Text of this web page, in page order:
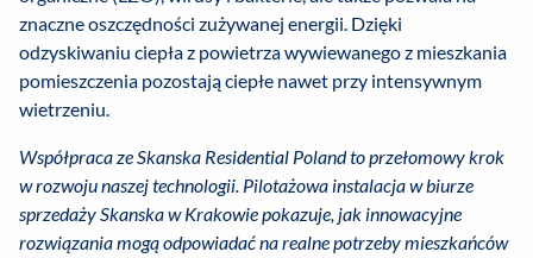
znaczne oszczędności zużywanej energii. Dzięki
odzyskiwaniu ciepła z powietrza wywiewanego z mieszkania
pomieszczenia pozostają ciepłe nawet przy intensywnym
wietrzeniu.
Współpraca ze Skanska Residential Poland to przełomowy krok
w rozwoju naszej technologii. Pilotażowa instalacja w biurze
sprzedaży Skanska w Krakowie pokazuje, jak innowacyjne
rozwiązania mogą odpowiadać na realne potrzeby mieszkańców